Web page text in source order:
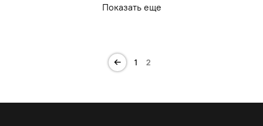
Показать еще
1 2